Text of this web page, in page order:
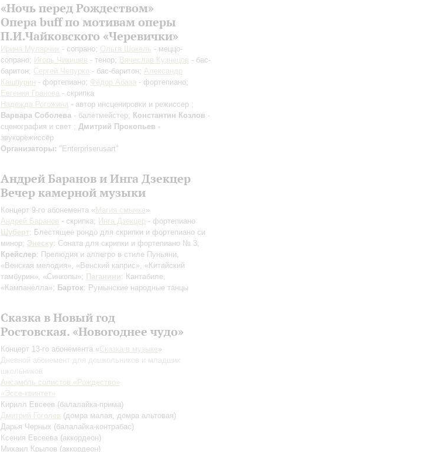
«Ночь перед Рождеством»
Опера buff по мотивам оперы
П.И.Чайковского «Черевички»
Ирина Мулярчик - сопрано; Ольга Шокель - меццо-
сопрано; Игорь Чикишев - тенор; Вячеслав Кузнецов - бас-
баритон; Сергей Чепурко - бас-баритон; Александр
Кашпурин - фортепиано; Фёдор Абаза - фортепиано;
Евгения Гранова - скрипка
Надежда Рогожина - автор инсценировки и режиссер ;
Варвара Соболева - балетмейстер; Константин Козлов -
сценография и свет ; Дмитрий Прокопьев -
звукорежиссёр
Организаторы: "Enterpriserusart"
Андрей Баранов и Инга Дзекцер
Вечер камерной музыки
Концерт 9-го абонемента « Магия смычка»
Андрей Баранов - скрипка; Инга Дзекцер - фортепиано
Шуберт: Блестящее рондо для скрипки и фортепиано си
минор; Энеску: Соната для скрипки и фортепиано № 3;
Крейслер: Прелюдия и аллегро в стиле Пуньяни,
«Венская мелодия», «Венский каприс», «Китайский
тамбурин», «Синкопы»; Паганини: Кантабиле,
«Кампанелла»; Барток: Румынские народные танцы
Сказка в Новый год
Ростовская. «Новогоднее чудо»
Концерт 13-го абонемента «Сказка в музыке»
Дневной абонемент для дошкольников и младших
школьников
Ансамбль солистов «Рождество»
«Эссе-квинтет»
Кирилл Евсеев (балалайка-прима)
Дмитрий Гоголев (домра малая, домра альтовая)
Дарья Черных (балалайка-контрабас)
Ксения Евсеева (аккордеон)
Михаил Крылов (аккордеон)